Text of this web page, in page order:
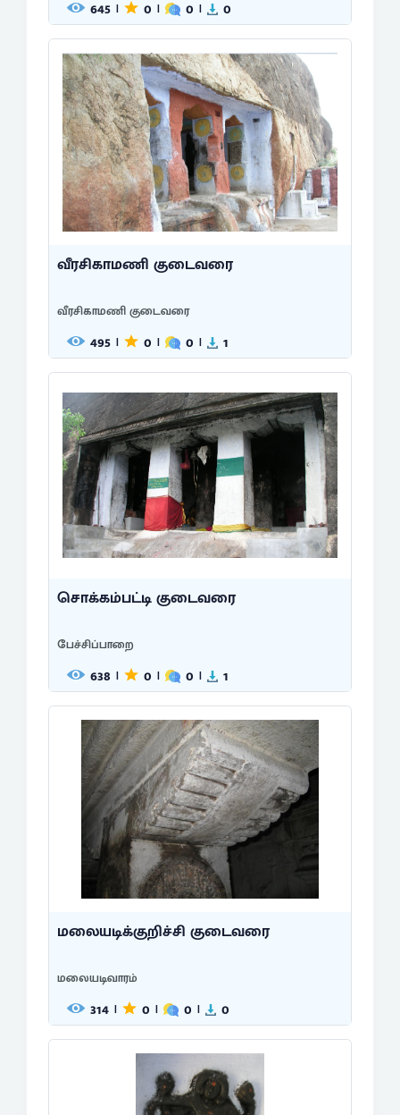
645 | 0 | 0 | 0
வீரசிகாமணி குடைவரை
வீரசிகாமணி குடைவரை
495 | 0 | 0 | 1
சொக்கம்பட்டி குடைவரை
பேச்சிப்பாறை
638 | 0 | 0 | 1
மலையடிக்குறிச்சி குடைவரை
மலையடிவாரம்
314 | 0 | 0 | 0